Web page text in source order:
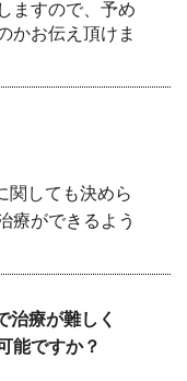
ますので、予め
かお伝え頂けま
関しても決めら
療ができるよう
治療が難しく
能ですか？